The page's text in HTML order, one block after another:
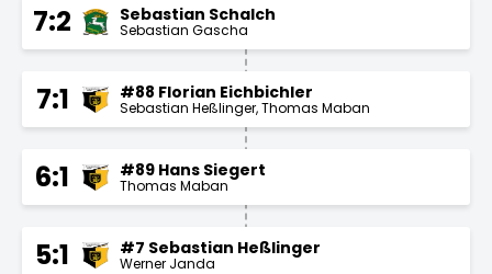
7:2 Sebastian Schalch
Sebastian Gascha
7:1 #88 Florian Eichbichler
Sebastian Heßlinger Thomas Maban
6:1 #89 Hans Siegert
Thomas Maban
5:1 #7 Sebastian Heßlinger
Werner Janda